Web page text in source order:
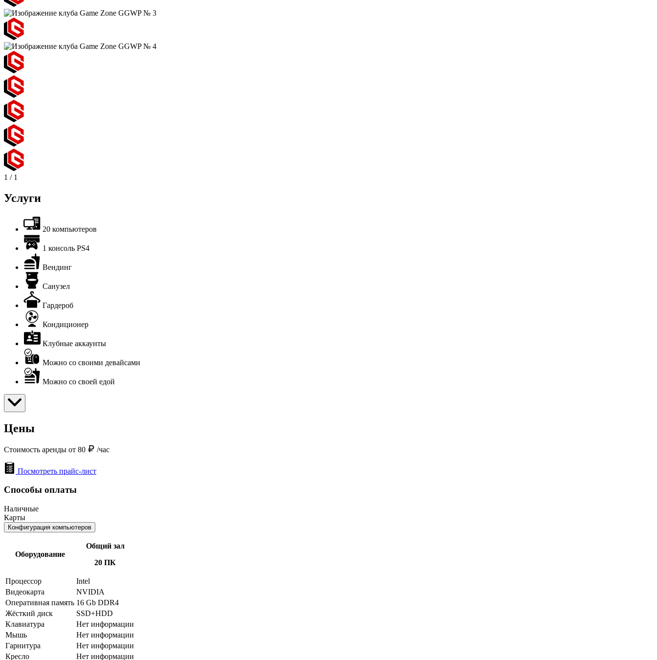
1 / 1
Услуги
20 компьютеров
1 консоль PS4
Вендинг
Санузел
Гардероб
Кондиционер
Клубные аккаунты
Можно со своими девайсами
Можно со своей едой
Цены
Стоимость аренды от 80 /час
Посмотреть прайс-лист
Способы оплаты
Наличные
Карты
Конфигурация компьютеров
Оборудование
Общий зал
20 ПК
Процессор
Intel
Видеокарта
NVIDIA
Оперативная память 16 Gb DDR4
Жёсткий диск
SSD+HDD
Клавиатура
Нет информации
Мышь
Нет информации
Гарнитура
Нет информации
Кресло
Нет информации